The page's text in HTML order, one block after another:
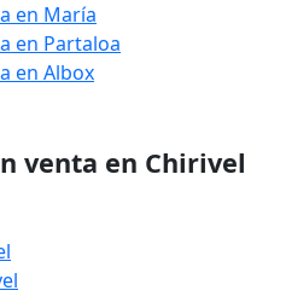
en María
en Partaloa
en Albox
venta en Chirivel